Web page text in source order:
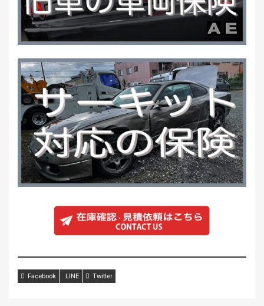
Facebook LINE Twitter